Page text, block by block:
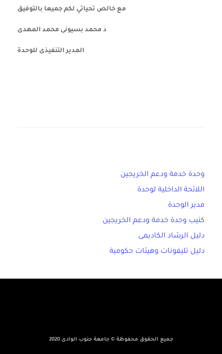
مع خالص تحياتي لكم جميعا بالتوفيق
د محمد بسيونى محمد المهدى
المدير التنفيذى للوحدة
وحدة خدمة ودعم الخريجين
اللائحة الداخلية لوحدة
مدير الوحدة
كتيب وحدة خدمة ودعم الخريجين
دليل الرشاد الكاديمى
دليل تليفونات وهيئات حكومية
جميع الحقوق محفوظة © جامعة جنوب الوادى 2020